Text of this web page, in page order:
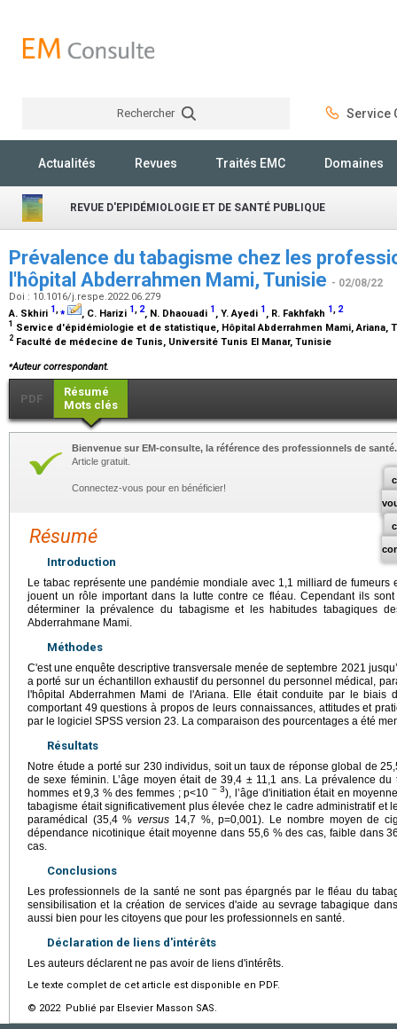
Rechercher Service
Actualités Revues Traités EMC Domaines
REVUE D'EPIDÉMIOLOGIE ET DE SANTÉ PUBLIQUE
Prévalence du tabagisme chez les
l'hôpital Abderrahmen Mami, Tunisie - 02/08/22
Doi : 10.1016/j.respe.2022.06.279
A. Skhiri 1,⁎ , C. Harizi 1, 2, N. Dhaouadi 1 , Y. Ayedi 1 , R. Fakhfakh 1, 2
1 Service d'épidémiologie et de statistique, Hôpital Abderrahmen Mami, Ariana,
2 Faculté de médecine de Tunis, Université Tunis El Manar, Tunisie
⁎Auteur correspondant.
PDF
Résumé
Mots clés
Bienvenue sur EM-consulte, la référence des professionnels de santé.
Article gratuit.
Connectez-vous pour en bénéficier!
Résumé
Introduction
Le tabac représente une pandémie mondiale avec 1,1 milliard de
jouent un rôle important dans la lutte contre ce fléau. Cependant ils
déterminer la prévalence du tabagisme et les habitudes tabagiques
Abderrahmane Mami.
Méthodes
C'est une enquête descriptive transversale menée de septembre 2021
a porté sur un échantillon exhaustif du personnel du personnel médical,
l'hôpital Abderrahmen Mami de l'Ariana. Elle était conduite par le biais
comportant 49 questions à propos de leurs connaissances, attitudes et
par le logiciel SPSS version 23. La comparaison des pourcentages a été
Résultats
Notre étude a porté sur 230 individus, soit un taux de réponse global de
de sexe féminin. L’âge moyen était de 39,4 ± 11,1 ans. La prévalence
hommes et 9,3 % des femmes ; p<10 − 3), l’âge d'initiation était en
tabagisme était significativement plus élevée chez le cadre administratif et
paramédical (35,4 %versus 14,7 %, p=0,001). Le nombre moyen de
dépendance nicotinique était moyenne dans 55,6 % des cas, faible dans
cas.
Conclusions
Les professionnels de la santé ne sont pas épargnés par le fléau du
sensibilisation et la création de services d'aide au sevrage tabagique
aussi bien pour les citoyens que pour les professionnels en santé.
Déclaration de liens d'intérêts
Les auteurs déclarent ne pas avoir de liens d'intérêts.
Le texte complet de cet article est disponible en PDF.
© 2022 Publié par Elsevier Masson SAS.